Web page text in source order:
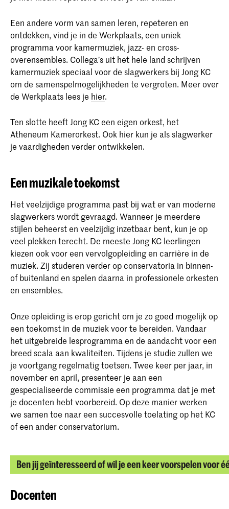
Een andere vorm van samen leren, repeteren en
ontdekken, vind je in de Werkplaats, een uniek
programma voor kamermuziek, jazz- en cross-
overensembles. Collega’s uit het hele land schrijven
kamermuziek speciaal voor de slagwerkers bij Jong KC
om de samenspelmogelijkheden te vergroten. Meer over
de Werkplaats lees je hier.
Ten slotte heeft Jong KC een eigen orkest, het
Atheneum Kamerorkest. Ook hier kun je als slagwerker
je vaardigheden verder ontwikkelen.
Een muzikale toekomst
Het veelzijdige programma past bij wat er van moderne
slagwerkers wordt gevraagd. Wanneer je meerdere
stijlen beheerst en veelzijdig inzetbaar bent, kun je op
veel plekken terecht. De meeste Jong KC leerlingen
kiezen ook voor een vervolgopleiding en carrière in de
muziek. Zij studeren verder op conservatoria in binnen-
of buitenland en spelen daarna in professionele orkesten
en ensembles.
Onze opleiding is erop gericht om je zo goed mogelijk op
een toekomst in de muziek voor te bereiden. Vandaar
het uitgebreide lesprogramma en de aandacht voor een
breed scala aan kwaliteiten. Tijdens je studie zullen we
je voortgang regelmatig toetsen. Twee keer per jaar, in
november en april, presenteer je aan een
gespecialiseerde commissie een programma dat je met
je docenten hebt voorbereid. Op deze manier werken
we samen toe naar een succesvolle toelating op het KC
of een ander conservatorium.
Ben jij geïnteresseerd of wil je een keer voorspelen voor
Docenten